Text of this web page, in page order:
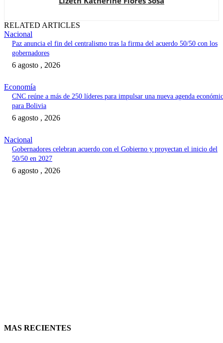
RELATED ARTICLES
Nacional
Paz anuncia el fin del centralismo tras la firma del acuerdo 50/50 con los
gobernadores
6 agosto , 2026
Economía
CNC reúne a más de 250 líderes para impulsar una nueva agenda
para Bolivia
6 agosto , 2026
Nacional
Gobernadores celebran acuerdo con el Gobierno y proyectan el inicio del
50/50 en 2027
6 agosto , 2026
MAS RECIENTES